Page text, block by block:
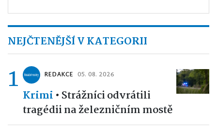
NEJČTENĚJŠÍ V KATEGORII
1 REDAKCE 05. 08. 2026
Krimi • Strážníci odvrátili
tragédii na železničním mostě